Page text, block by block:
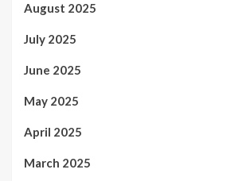
August 2025
July 2025
June 2025
May 2025
April 2025
March 2025